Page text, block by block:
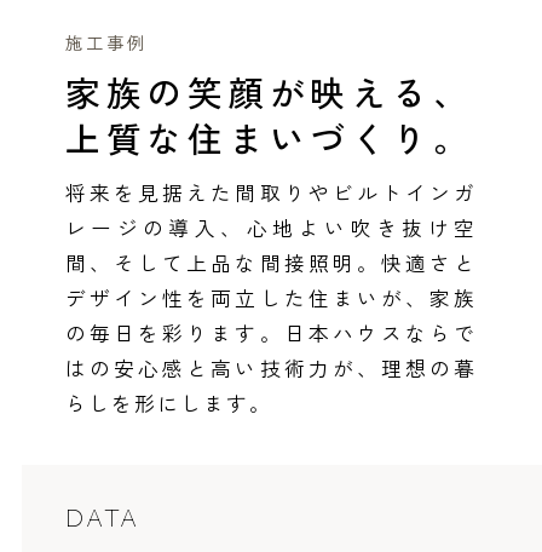
感謝訪問・長期保証
直営工事
1メーターモジュール
冷暖房標準装備
24時間対応コールセンター
デザイン賞各種受賞
理想の木材「檜」
平屋の家
外観・インテリア集
WEB住宅展示場
暮らし方提案
住まいのコラム
住まいのお手入れ集
選ばれる理由
リフォームの流れ
介護保険利用で快適リフォーム
賃貸併用住宅のメリット
安心のサポートシステム
商品紹介
展示場案内
分譲住宅・土地
分譲マンション
分譲マンション トップ
ワザックとは
高い信頼性
安心の管理体制
トランクルーム
会社情報
会社情報 トップ
ニュースリリース
企業理念
お問い合わせ
会員サイト
施工事例
家族の笑顔が映える、
上質な住まいづくり。
将来を見据えた間取りやビルトインガ
レージの導入、心地よい吹き抜け空
間、そして上品な間接照明。快適さと
デザイン性を両立した住まいが、家族
の毎日を彩ります。日本ハウスならで
はの安心感と高い技術力が、理想の暮
らしを形にします。
DATA